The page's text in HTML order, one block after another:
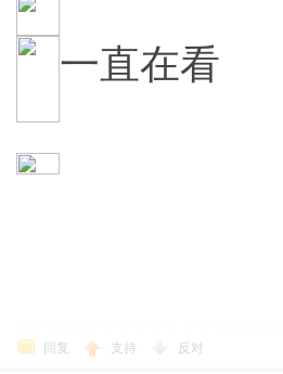
一直在看
回复 支持 反对